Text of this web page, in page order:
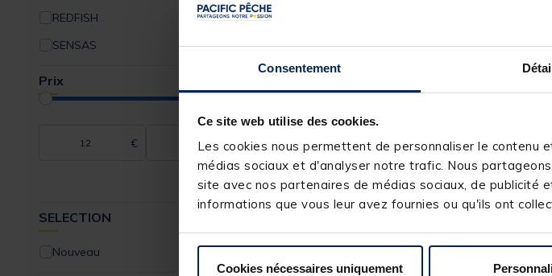
Consentement
Ce site web utilise des cookies.
Les cookies nous permettent de personnaliser le
médias sociaux et d'analyser notre trafic. Nous
site avec nos partenaires de médias sociaux, de publicité
informations que vous leur avez fournies ou qu'ils ont
Cookies nécessaires uniquement
REDFISH
SENSAS
Prix
€ €
SELECTION
Nouveau
Aquatrekk
Price reduced from
15,99 €
[object Object]
(6)
14,99 €